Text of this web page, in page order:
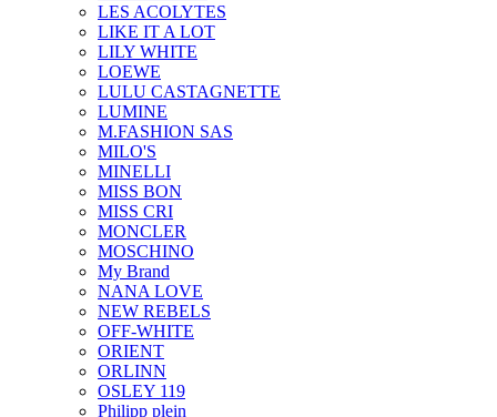
LES ACOLYTES
LIKE IT A LOT
LILY WHITE
LOEWE
LULU CASTAGNETTE
LUMINE
M.FASHION SAS
MILO'S
MINELLI
MISS BON
MISS CRI
MONCLER
MOSCHINO
My Brand
NANA LOVE
NEW REBELS
OFF-WHITE
ORIENT
ORLINN
OSLEY 119
Philipp plein